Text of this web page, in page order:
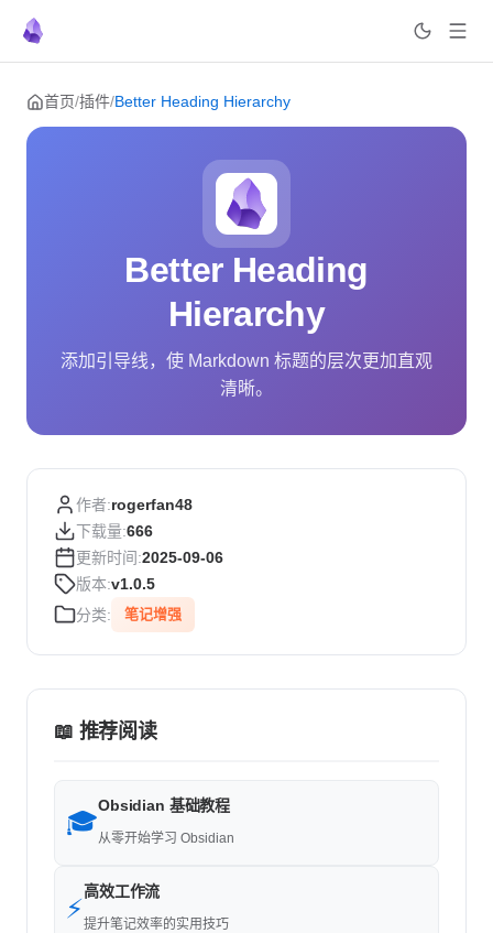
Skip to content
首页/插件/Better Heading Hierarchy
Better Heading
Hierarchy
添加引导线，使 Markdown 标题的层次更加直观
清晰。
作者:rogerfan48
下载量:666
更新时间:2025-09-06
版本:v1.0.5
分类:
笔记增强
📖 推荐阅读
🎓
Obsidian 基础教程
从零开始学习 Obsidian
⚡
高效工作流
提升笔记效率的实用技巧